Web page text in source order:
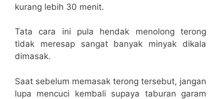
kurang lebih 30 menit.
Tata cara ini pula hendak menolong terong
tidak meresap sangat banyak minyak dikala
dimasak.
Saat sebelum memasak terong tersebut, jangan
lupa mencuci kembali supaya taburan garam